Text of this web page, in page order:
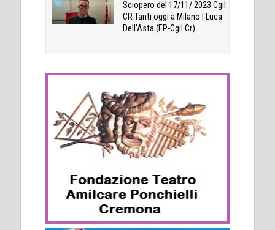
Sciopero del 17/11/ 2023 Cgil
CR Tanti oggi a Milano | Luca
Dell’Asta (FP-Cgil Cr)